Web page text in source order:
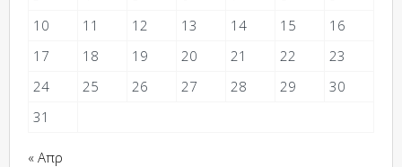
10
11 12 13 14 15
16
17
18 19 20 21 22
23
24
25 26 27 28 29
30
31
« Απρ